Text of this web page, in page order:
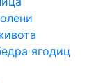
ягодиц